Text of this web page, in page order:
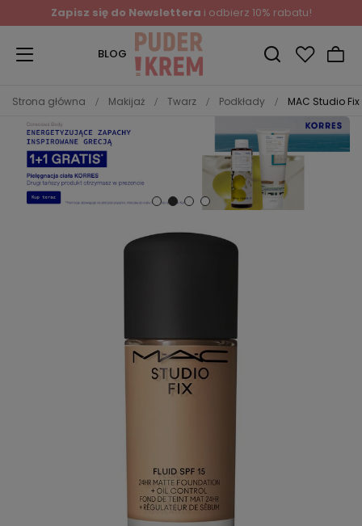
Zapisz się do Newslettera i odbierz 10% rabatu!
BLOG
Strona główna Makijaż Twarz Podkłady MAC Studio